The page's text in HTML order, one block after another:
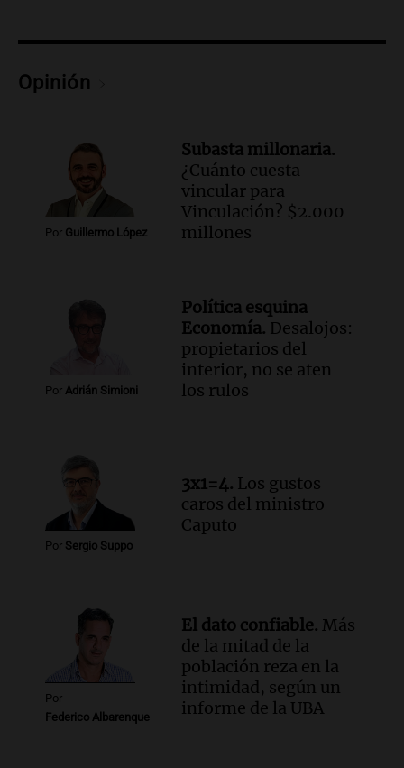
qué crece el consumo de alimentos con
proteínas
Audio.
Investigan un asalto millonario a
la cooperativa Talamochita en Villa
María
Panorama Federal
públicas en 14 meses
Panorama Federal
Audio.Una mujer murió cuando
esperaba cobrar su jubilación en un
Episodios
Opinión
Por Guillermo López
Subasta millonaria.
¿Cuánto cuesta
vincular para
Vinculación? $2.000
millones
Por Adrián Simioni
Política esquina
Economía. Desalojos:
propietarios del
interior, no se aten
los rulos
Por Sergio Suppo
3x1=4. Los gustos
caros del ministro
Caputo
Por
Federico Albarenque
El dato confiable. Más
de la mitad de la
población reza en la
intimidad, según un
informe de la UBA